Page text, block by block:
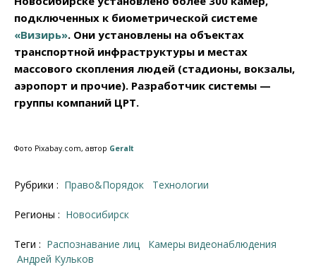
подключенных к биометрической системе
«Визирь». Они установлены на объектах
транспортной инфраструктуры и местах
массового скопления людей (стадионы, вокзалы,
аэропорт и прочие). Разработчик системы —
группы компаний ЦРТ.
Фото Pixabay.com, автор Geralt
Рубрики : Право&Порядок Технологии
Регионы : Новосибирск
Теги : распознавание лиц
камеры видеонаблюдения
Андрей Кульков